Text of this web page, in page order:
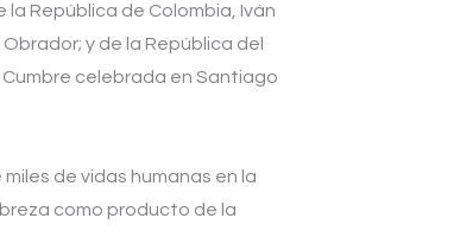
República de Colombia, Iván
y de la República del
celebrada en Santiago
de vidas humanas en la
como producto de la